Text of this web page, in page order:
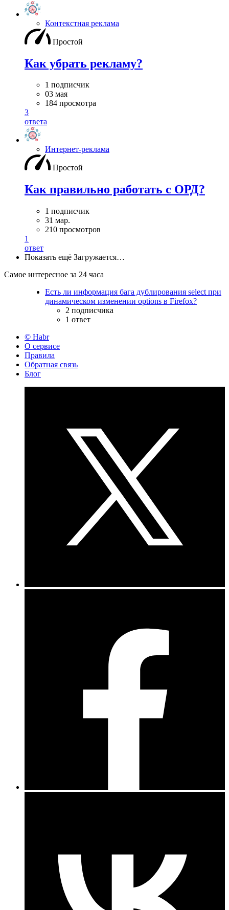
Контекстная реклама
Простой
Как убрать рекламу?
1 подписчик
03 мая
184 просмотра
3
ответа
Интернет-реклама
Простой
Как правильно работать с ОРД?
1 подписчик
31 мар.
210 просмотров
1
ответ
Показать ещё Загружается…
Самое интересное за 24 часа
Есть ли информация бага дублирования select при
динамическом изменении options в Firefox?
2 подписчика
1 ответ
© Habr
О сервисе
Правила
Обратная связь
Блог